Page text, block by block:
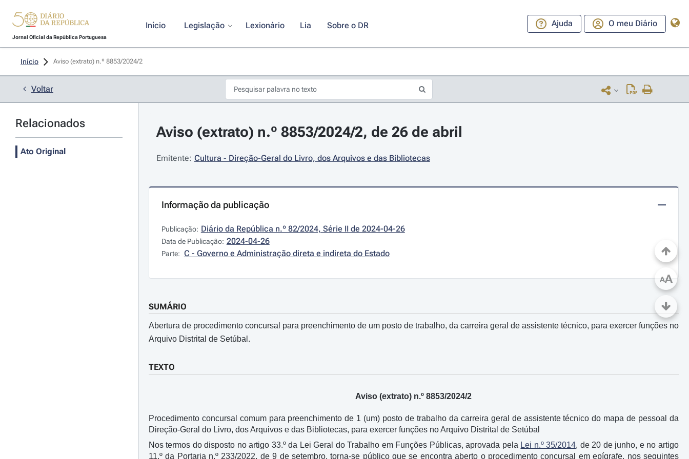
Jornal Oficial da República Portuguesa
Início Legislação Lexionário Lia Sobre o DR Ajuda O meu Diário
Início Aviso (extrato) n.º 8853/2024/2
Voltar
Relacionados
Ato Original
Aviso (extrato) n.º 8853/2024/2, de 26 de abril
Emitente: Cultura - Direção-Geral do Livro, dos Arquivos e das Bibliotecas
Informação da publicação
Publicação: Diário da República n.º 82/2024, Série II de 2024-04-26
Data de Publicação: 2024-04-26
Parte: C - Governo e Administração direta e indireta do Estado
SUMÁRIO
Abertura de procedimento concursal para preenchimento de um posto de trabalho, da carreira geral de assistente técnico, para exercer funções no
Arquivo Distrital de Setúbal.
TEXTO
Aviso (extrato) n.º 8853/2024/2
Procedimento concursal comum para preenchimento de 1 (um) posto de trabalho da carreira geral de assistente técnico do mapa de pessoal da
Direção-Geral do Livro, dos Arquivos e das Bibliotecas, para exercer funções no Arquivo Distrital de Setúbal
Nos termos do disposto no artigo 33.º da Lei Geral do Trabalho em Funções Públicas, aprovada pela Lei n.º 35/2014, de 20 de junho, e no artigo
11.º da Portaria n.º 233/2022, de 9 de setembro, torna-se público que se encontra aberto o procedimento concursal em epígrafe, nos seguintes
AA